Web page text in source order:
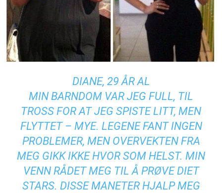
DIANE, 29 ÅR AL
MIN BARNDOM VAR JEG FULL, TIL
TROSS FOR AT JEG SPISTE LITT, MEN
FLYTTET – MYE. LEGENE FANT INGEN
PROBLEMER, MEN OVERVEKTEN FRA
MEG GIKK IKKE HVOR SOM HELST. MIN
VENN RÅDET MEG TIL Å PRØVE DIET
STARS. DISSE MANETER HJALP MEG